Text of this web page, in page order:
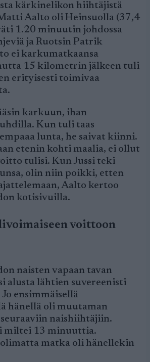
kärkinelikon hiihtäjistä
Aalto oli Heinsuolla (37,4
1.20 minuutin johdossa
ja Ruotsin Patrik
ei karkumatkaansa
15 kilometrin jälkeen tuli
erityisesti toimivaa
karkuun, ihan
Kun tuli taas
lunta, he saivat kiinni.
etenin kohti maalia, ei ollut
tulisi. Kun Jussi teki
olin niin poikki, etten
Aalto kertoo
kotisivuilla.
voittoon
naisten vapaan tavan
alusta lähtien suvereenisti
ensimmäisellä
hänellä oli muutaman
naishiihtäjiin.
miltei 13 minuuttia.
matka oli hänellekin